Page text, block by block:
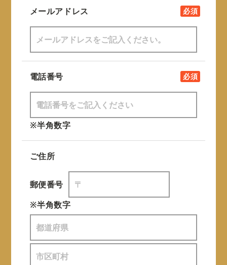
メールアドレス 必須
電話番号 必須
※半角数字
ご住所
郵便番号
※半角数字